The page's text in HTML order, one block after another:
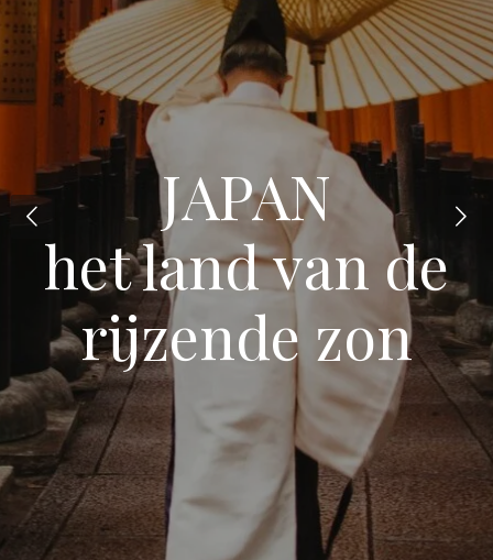
JAPAN
het land van de
rijzende zon